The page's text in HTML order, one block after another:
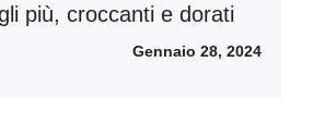
più, croccanti e dorati
Gennaio 28, 2024